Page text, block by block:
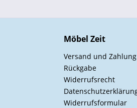
Möbel Zeit
Versand und Zahlung
Rückgabe
Widerrufsrecht
Widerrufsformular